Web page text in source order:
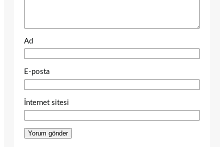
Ad
E-posta
İnternet sitesi